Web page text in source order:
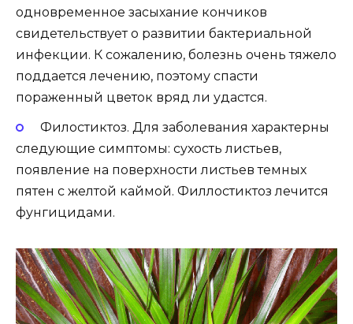
одновременное засыхание кончиков
свидетельствует о развитии бактериальной
инфекции. К сожалению, болезнь очень тяжело
поддается лечению, поэтому спасти
пораженный цветок вряд ли удастся.
Филостиктоз. Для заболевания характерны
следующие симптомы: сухость листьев,
появление на поверхности листьев темных
пятен с желтой каймой. Филлостиктоз лечится
фунгицидами.